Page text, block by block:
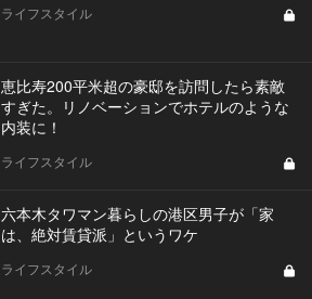
ライフスタイル
恵比寿200平米超の豪邸を訪問したら素敵
すぎた。リノベーションでホテルのような
内装に！
ライフスタイル
六本木タワマン暮らしの港区男子が「家
は、絶対賃貸派」というワケ
ライフスタイル